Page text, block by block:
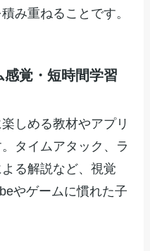
み重ねることです。
覚・短時間学習
しめる教材やアプリ
タイムアタック、ラ
る解説など、視覚
やゲームに慣れた子